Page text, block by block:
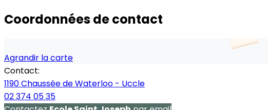
Coordonnées de contact
Agrandir la carte
Contact:
1190 Chaussée de Waterloo - Uccle
02 374 05 35